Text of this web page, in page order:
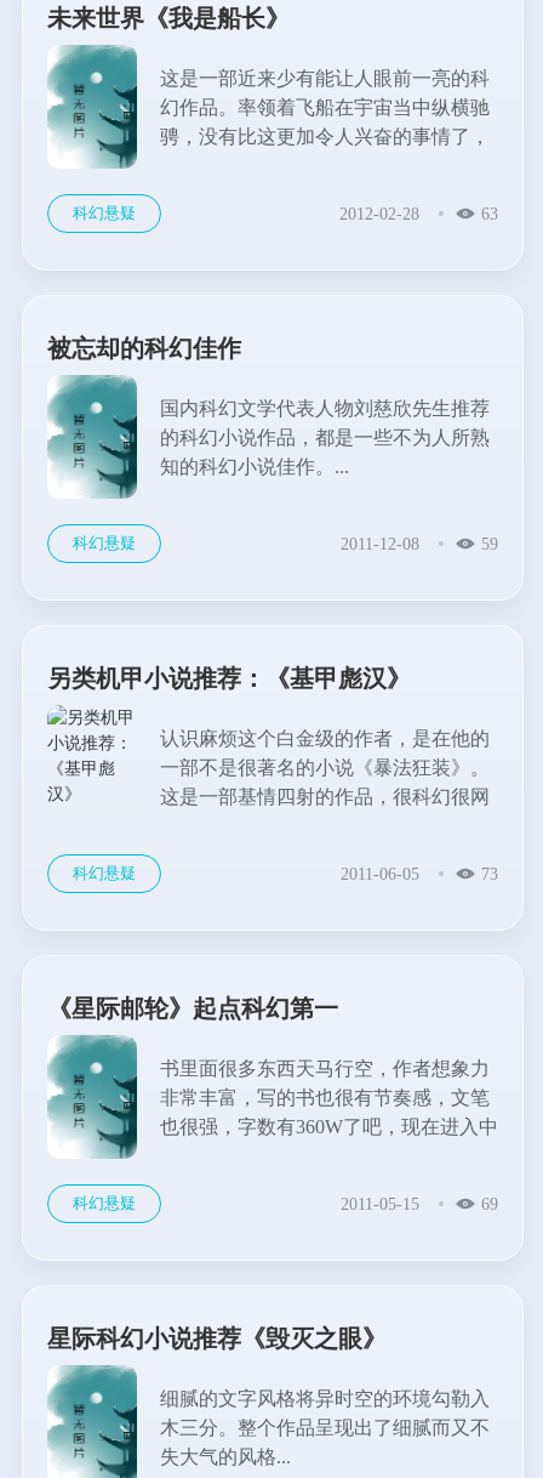
未来世界《我是船长》
这是一部近来少有能让人眼前一亮的科
幻作品。率领着飞船在宇宙当中纵横驰
骋，没有比这更加令人兴奋的事情了，
宙中，一步一步成长为伟大的船长，整
科幻悬疑 2012-02-28 63
被忘却的科幻佳作
国内科幻文学代表人物刘慈欣先生推荐
的科幻小说作品，都是一些不为人所熟
知的科幻小说佳作。...
科幻悬疑 2011-12-08 59
另类机甲小说推荐：《基甲彪汉》
认识麻烦这个白金级的作者，是在他的
一部不是很著名的小说《暴法狂装》。
这是一部基情四射的作品，很科幻很网
一片啊，毕竟有些小众，从这里看到的
科幻悬疑 2011-06-05 73
《星际邮轮》起点科幻第一
书里面很多东西天马行空，作者想象力
非常丰富，写的书也很有节奏感，文笔
也很强，字数有360W了吧，现在进入中
的那种，在前传盗墓中，人类靠主角打
科幻悬疑 2011-05-15 69
星际科幻小说推荐《毁灭之眼》
细腻的文字风格将异时空的环境勾勒入
木三分。整个作品呈现出了细腻而又不
失大气的风格...